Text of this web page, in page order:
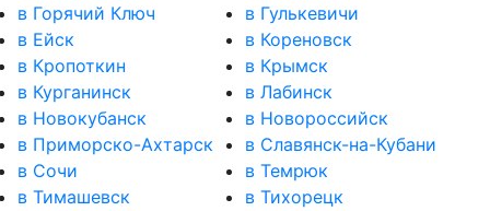
в Горячий Ключ
в Гулькевичи
в Ейск
в Кореновск
в Кропоткин
в Крымск
в Курганинск
в Лабинск
в Новокубанск
в Новороссийск
в Приморско-Ахтарск
в Славянск-на-Кубани
в Сочи
в Темрюк
в Тимашевск
в Тихорецк